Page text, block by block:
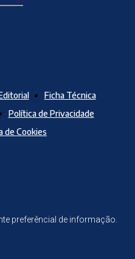
Ficha Técnica
Política de Privacidade
de Cookies
preferêncial de informação.